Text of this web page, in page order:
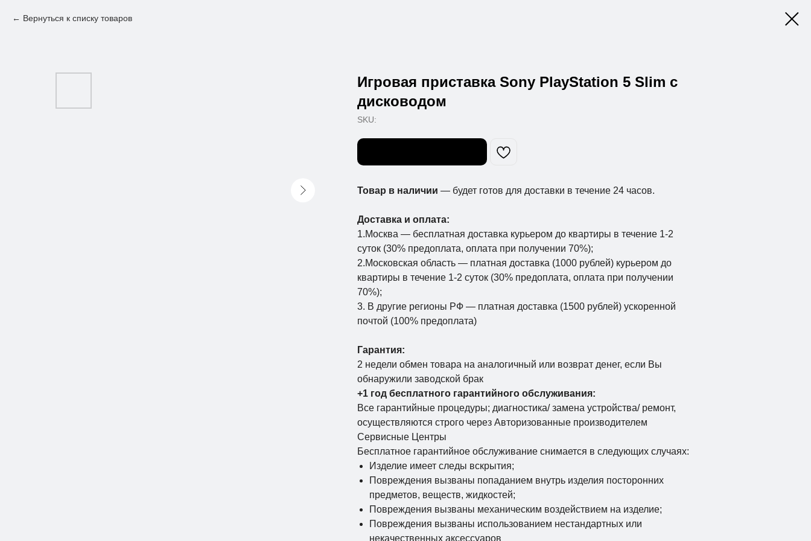
Вернуться к списку товаров
Игровая приставка Sony PlayStation 5 Slim с
дисководом
SKU:
Товар в наличии — будет готов для доставки в течение 24 часов.
Доставка и оплата:
1.Москва — бесплатная доставка курьером до квартиры в течение 1-2
суток (30% предоплата, оплата при получении 70%);
2.Московская область — платная доставка (1000 рублей) курьером до
квартиры в течение 1-2 суток (30% предоплата, оплата при получении
70%);
3. В другие регионы РФ — платная доставка (1500 рублей) ускоренной
почтой (100% предоплата)
Гарантия:
2 недели обмен товара на аналогичный или возврат денег, если Вы
обнаружили заводской брак
+1 год бесплатного гарантийного обслуживания:
Все гарантийные процедуры; диагностика/ замена устройства/ ремонт,
осуществляются строго через Авторизованные производителем
Сервисные Центры
Бесплатное гарантийное обслуживание снимается в следующих случаях:
Изделие имеет следы вскрытия;
Повреждения вызваны попаданием внутрь изделия посторонних
предметов, веществ, жидкостей;
Повреждения вызваны механическим воздействием на изделие;
Повреждения вызваны использованием нестандартных или
некачественных аксессуаров